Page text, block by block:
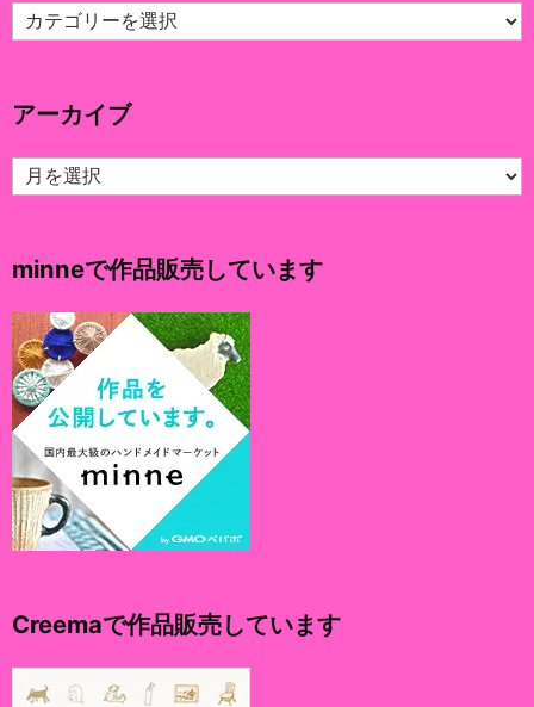
カ
テ
ー
アーカイブ
ア
ー
ブ
minneで作品販売しています
Creemaで作品販売しています